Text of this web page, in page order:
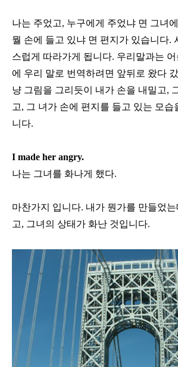
나는 주었고, 누구에게 주었냐 면 그녀
뭘 손에 들고 있냐 면 편지가 있습니다.
스럽게 따라가게 됩니다. 우리말과는 어
에 우리 말로 번역하려면 앞뒤로 왔다
냥 그림을 그리듯이 내가 손을 내밀고,
고, 그 녀가 손에 편지를 들고 있는 모습
니다.
I made her angry.
나는 그녀를 화나게 했다.
마찬가지 입니다. 내가 뭔가를 만들었
고, 그녀의 상태가 화난 것입니다.